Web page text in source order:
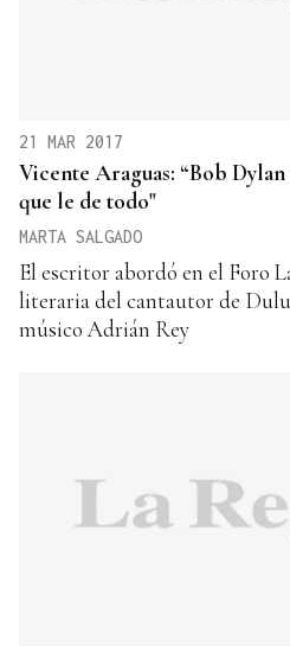
21 MAR 2017
Vicente Araguas: “Bob
que le de todo"
MARTA SALGADO
El escritor abordó en el Foro
literaria del cantautor de
músico Adrián Rey